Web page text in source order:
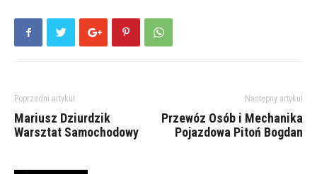
Poprzedni artykuł
Mariusz Dziurdzik
Warsztat Samochodowy
Następny artykuł
Przewóz Osób i Mechanika
Pojazdowa Pitoń Bogdan